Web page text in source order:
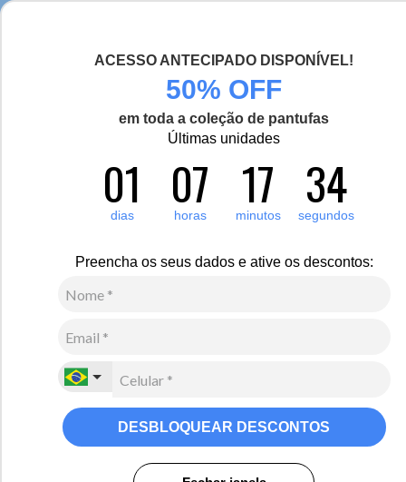
ACESSO ANTECIPADO DISPONÍVEL!
50% OFF
em toda a coleção de pantufas
Últimas unidades
01
dias 07
horas 17
minutos 34
segundos
Preencha os seus dados e ative os descontos:
DESBLOQUEAR DESCONTOS
Avaliações
Cachecol canelado Munique em tricô
Ver Parcelas
Preto